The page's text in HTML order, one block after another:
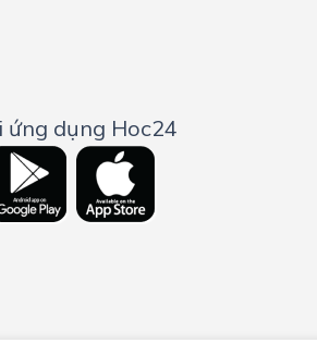
ứng dụng Hoc24